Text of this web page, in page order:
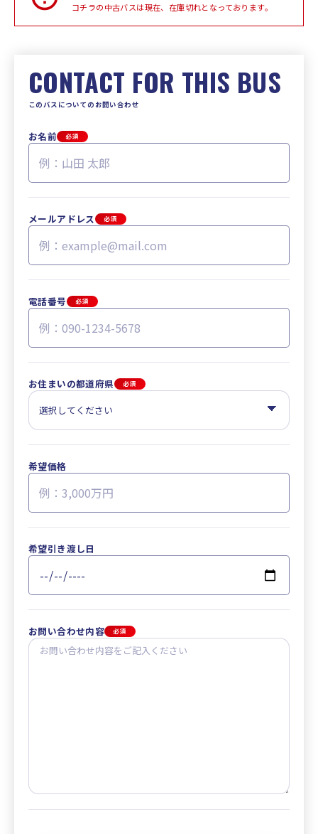
コチラの中古バスは現在、在庫切れとなっております。
CONTACT FOR THIS BUS
このバスについてのお問い合わせ
お名前 必須
メールアドレス 必須
電話番号 必須
お住まいの都道府県 必須
希望価格
希望引き渡し日
お問い合わせ内容 必須